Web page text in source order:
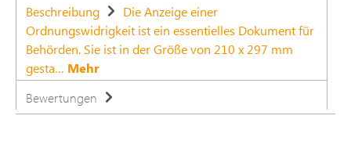
Beschreibung
Die Anzeige einer
Ordnungswidrigkeit ist ein essentielles Dokument für
Behörden. Sie ist in der Größe von 210 x 297 mm
gesta… Mehr
Bewertungen